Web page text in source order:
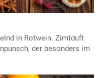
in Rotwein. Zimtduft
der besonders im